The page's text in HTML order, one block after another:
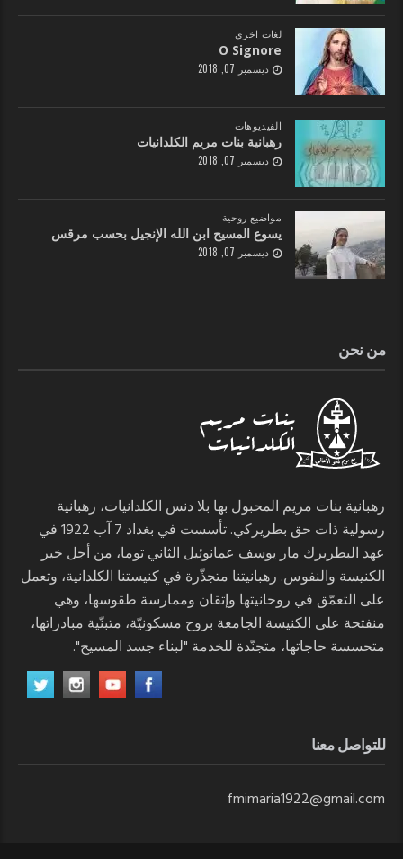
لغات اخرى
O Signore
ديسمبر 07, 2018
الفيديوهات
رهبانية بنات مريم الكلدانيات
ديسمبر 07, 2018
مواضيع روحية
يسوع المسيح ابن الله الإنجيل بحسب مرقس
ديسمبر 07, 2018
من نحن
رهبانية بنات مريم المحبول بها بلا دنس الكلدانيات، رهبانية
رسولية ذات حق بطريركي. تأسست في بغداد 7 آب 1922 في
عهد البطريرك مار يوسف عمانوئيل الثاني توما، من أجل خير
الكنيسة والنفوس. رهبانيتنا متجذّرة في كنيستنا الكلدانية، وتعمل
على التعمّق في روحانيتها وإتقان وممارسة طقوسها، وهي
منفتحة على الكنيسة الجامعة بروح مسكونيّة، متبنّية مبادراتها،
متحسسة حاجاتها، متجنّدة للخدمة "لبناء جسد المسيح".
للتواصل معنا
fmimaria1922@gmail.com